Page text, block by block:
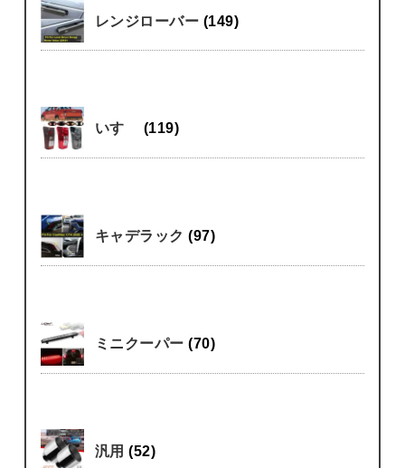
レンジローバー (149)
いすゞ (119)
キャデラック(97)
ミニクーパー(70)
汎用(52)